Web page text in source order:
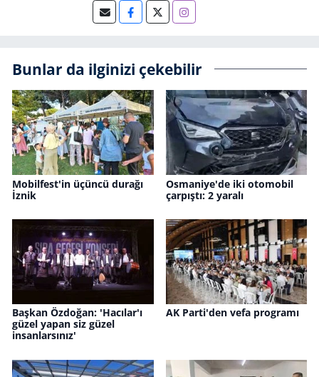
Bunlar da ilginizi çekebilir
Mobilfest'in üçüncü durağı
İznik
Osmaniye'de iki otomobil
çarpıştı: 2 yaralı
Başkan Özdoğan: 'Hacılar'ı
güzel yapan siz güzel
insanlarsınız'
AK Parti'den vefa programı